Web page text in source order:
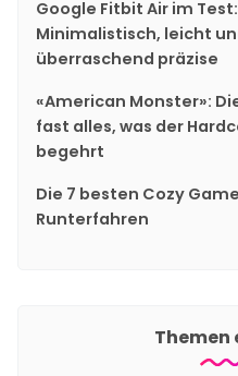
Google Fitbit Air im Test:
Minimalistisch, leicht
überraschend präzise
«American Monster»:
fast alles, was der
begehrt
Die 7 besten Cozy
Runterfahren
Themen